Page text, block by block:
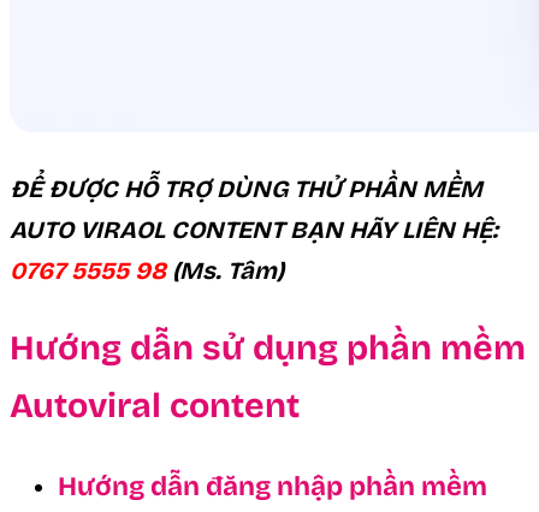
ĐỂ ĐƯỢC HỖ TRỢ DÙNG THỬ PHẦN MỀM
AUTO VIRAOL CONTENT BẠN HÃY LIÊN HỆ:
0767 5555 98(Ms. Tâm)
Hướng dẫn sử dụng phần mềm
Autoviral content
Hướng dẫn đăng nhập phần mềm